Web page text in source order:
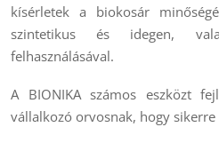
kísérletek a biokosár
szintetikus és idegen,
felhasználásával.
A BIONIKA számos eszközt
vállalkozó orvosnak, hogy sikerre